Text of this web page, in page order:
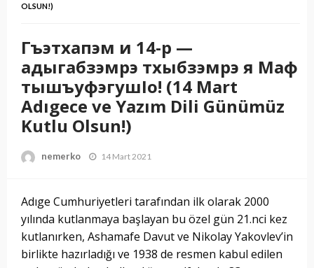
OLSUN!)
Гъэтхапэм и 14-р —
адыгабзэмрэ тхыбзэмрэ я Маф
тышъуфэгушIо! (14 Mart
Adıgece ve Yazım Dili Günümüz
Kutlu Olsun!)
nemerko 14 Mart 2021
Adıge Cumhuriyetleri tarafından ilk olarak 2000
yılında kutlanmaya başlayan bu özel gün 21.nci kez
kutlanırken, Ashamafe Davut ve Nikolay Yakovlev’in
birlikte hazırladığı ve 1938 de resmen kabul edilen